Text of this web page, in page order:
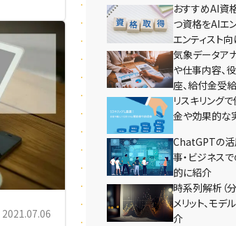
2021.07.06
おすすめAI資
つ資格をAIエ
エンティスト
気象データア
や仕事内容、
座、給付金受
リスキリング
金や効果的な
ChatGPTの
事・ビジネス
的に紹介
時系列解析（
メリット、モデ
介